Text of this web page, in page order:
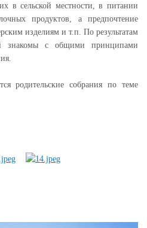
в сельской местности, в питании
продуктов, а предпочтение
изделиям и т.п. По результатам
с общими принципами
родительские собрания по теме